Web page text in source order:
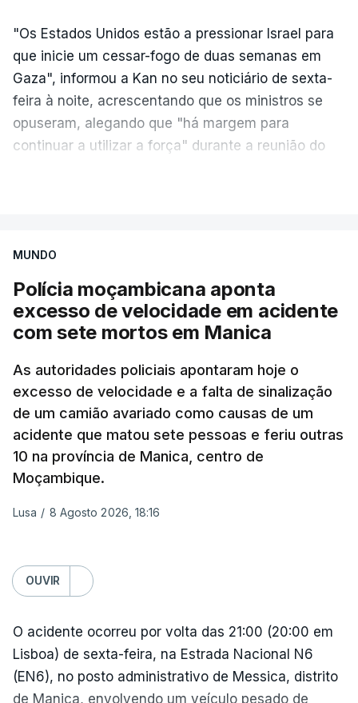
"Os Estados Unidos estão a pressionar Israel para
que inicie um cessar-fogo de duas semanas em
Gaza", informou a Kan no seu noticiário de sexta-
feira à noite, acrescentando que os ministros se
opuseram, alegando que "há margem para
continuar a utilizar a força" durante a reunião do
aplicação do plano de desarmamento do Hamas.
Além disso, o correspondente do canal de
televisão israelita i24News, que também teve
acesso às deliberações do Gabinete, recordou na
autorização formal de Israel para a entrada em
Gaza da Força Internacional de Estabilização, um
contingente multinacional proposto no âmbito do
Conselho da Paz promovido por Trump.
Meios de comunicação social israelitas
informaram, após a reunião do Gabinete de
a retoma dos ataques aéreos em Gaza,
interrompidos desde segunda-feira.
"O Hamas aceitou o plano de 15 pontos, mas não
renunciou ao seu objetivo de destruir Israel",
advertiu durante a reunião o brigadeiro-general Ofir
MUNDO
Polícia moçambicana aponta
excesso de velocidade em acidente
com sete mortos em Manica
As autoridades policiais apontaram hoje o
excesso de velocidade e a falta de sinalização
de um camião avariado como causas de um
acidente que matou sete pessoas e feriu outras
10 na província de Manica, centro de
Moçambique.
Lusa / 8 Agosto 2026, 18:16
OUVIR
O acidente ocorreu por volta das 21:00 (20:00 em
Lisboa) de sexta-feira, na Estrada Nacional N6
(EN6), no posto administrativo de Messica, distrito
de Manica, envolvendo um veículo pesado de